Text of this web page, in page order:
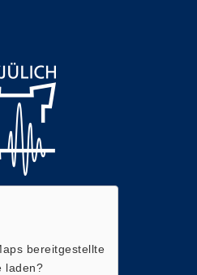
bereitgestellte
laden?